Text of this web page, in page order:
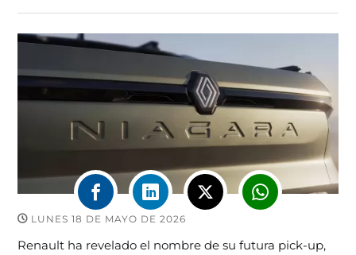
LUNES 18 DE MAYO DE 2026
Renault ha revelado el nombre de su futura pick-up,